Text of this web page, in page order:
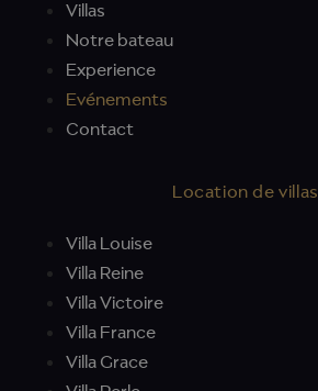
Villas
Notre bateau
Experience
Evénements
Contact
Location de villas
Villa Louise
Villa Reine
Villa Victoire
Villa France
Villa Grace